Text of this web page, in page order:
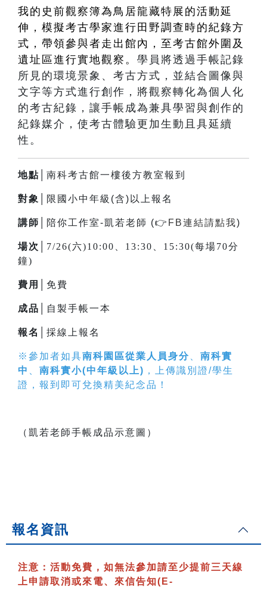
我的史前觀察簿為鳥居龍藏特展的活動延
伸，模擬考古學家進行田野調查時的紀錄方
式，帶領參與者走出館內，至考古館外圍及
遺址區進行實地觀察。 學員將透過手帳記錄
所見的環境景象、考古方式，並結合圖像與
文字等方式進行創作，將觀察轉化為個人化
的考古紀錄，讓手帳成為兼具學習與創作的
紀錄媒介，使考古體驗更加生動且具延續
性。
地點│ 南科考古館一樓後方教室報到
對象│ 限國小中年級(含)以上報名
講師│ 陪你工作室-凱若老師 (👉 FB連結請點我)
場次│ 7/26(六)10:00、13:30、15:30(每場70分
鐘)
費用│ 免費
成品│ 自製手帳一本
報名│ 採線上報名
※參加者如具南科園區從業人員身分
南科實
中
南科實小(中年級以上) ，上傳識別證/學生
證，報到即可兌換精美紀念品！
（凱若老師手帳成品示意圖）
報名資訊
注意： 活動免費，如無法參加請至少提前三天線
上申請取消或來電、來信告知(E-